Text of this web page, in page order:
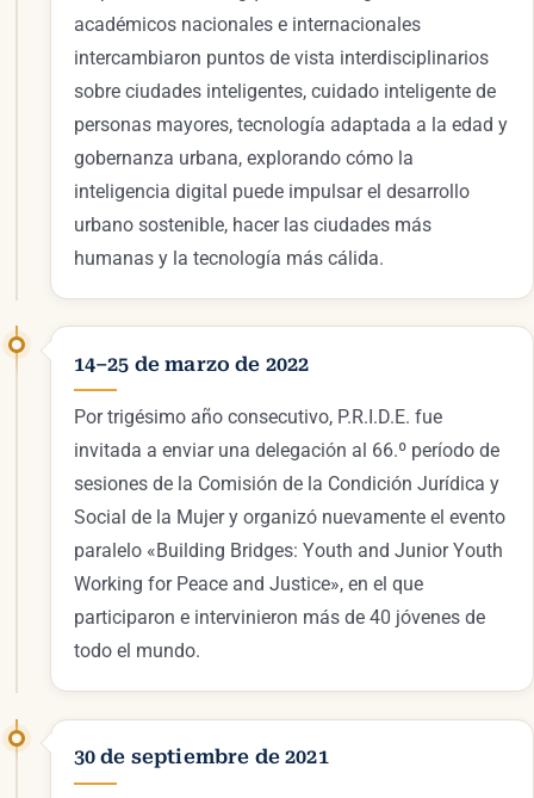
académicos nacionales e internacionales
intercambiaron puntos de vista interdisciplinarios
sobre ciudades inteligentes, cuidado inteligente de
personas mayores, tecnología adaptada a la edad y
gobernanza urbana, explorando cómo la
inteligencia digital puede impulsar el desarrollo
urbano sostenible, hacer las ciudades más
humanas y la tecnología más cálida.
14–25 de marzo de 2022
Por trigésimo año consecutivo, P.R.I.D.E. fue
invitada a enviar una delegación al 66.º período de
sesiones de la Comisión de la Condición Jurídica y
Social de la Mujer y organizó nuevamente el evento
paralelo «Building Bridges: Youth and Junior Youth
Working for Peace and Justice», en el que
participaron e intervinieron más de 40 jóvenes de
todo el mundo.
30 de septiembre de 2021